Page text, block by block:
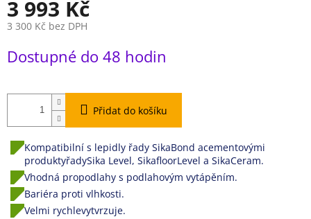
3 993 Kč
3 300 Kč bez DPH
cena:
Dostupné do 48 hodin
Přidat do košíku
Kompatibilní s lepidly řady SikaBond acementovými
produktyřadySika Level, SikafloorLevel a SikaCeram.
Vhodná propodlahy s podlahovým vytápěním.
Bariéra proti vlhkosti.
Velmi rychlevytvrzuje.